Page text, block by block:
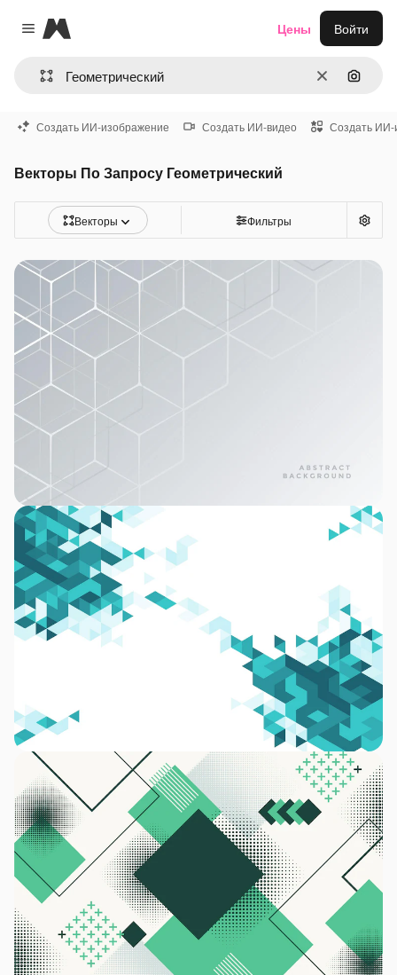
Close menu
Magnific
ОчиститьПоиск
Цены Войти
Создать ИИ-изображение Создать ИИ-видео Создать ИИ-
Векторы По Запросу Геометрический
Векторы Фильтры